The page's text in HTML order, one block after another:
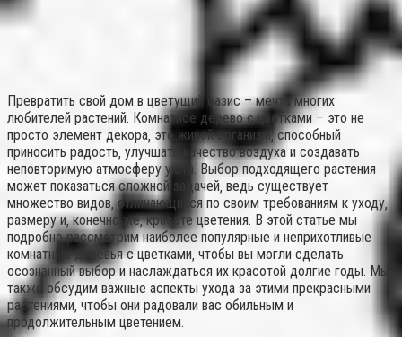
Превратить свой дом в цветущий оазис – мечта многих
любителей растений. Комнатное дерево с цветками – это не
просто элемент декора‚ это живой организм‚ способный
приносить радость‚ улучшать качество воздуха и создавать
неповторимую атмосферу уюта. Выбор подходящего растения
может показаться сложной задачей‚ ведь существует
множество видов‚ отличающихся по своим требованиям к уходу‚
размеру и‚ конечно же‚ красоте цветения. В этой статье мы
подробно рассмотрим наиболее популярные и неприхотливые
комнатные деревья с цветками‚ чтобы вы могли сделать
осознанный выбор и наслаждаться их красотой долгие годы. Мы
также обсудим важные аспекты ухода за этими прекрасными
растениями‚ чтобы они радовали вас обильным и
продолжительным цветением.